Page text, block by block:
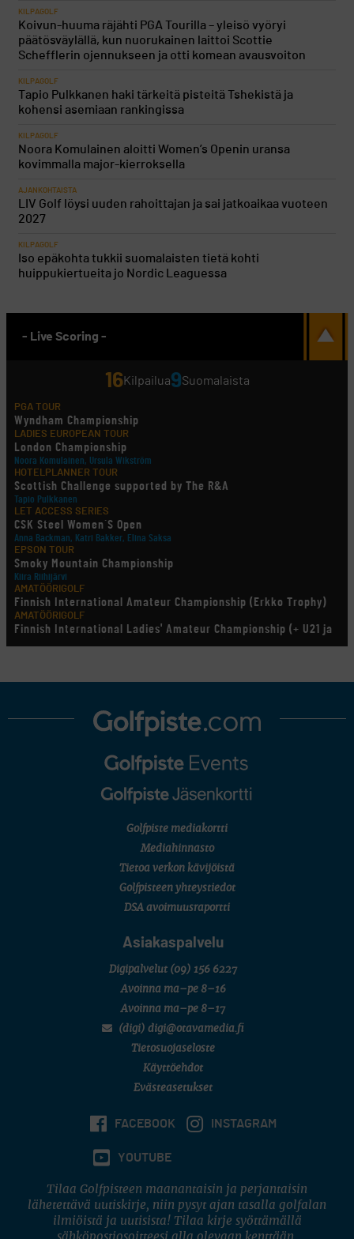
KILPAGOLF
Koivun-huuma räjähti PGA Tourilla – yleisö vyöryi
päätösväylällä, kun nuorukainen laittoi Scottie
Schefflerin ojennukseen ja otti komean avausvoiton
KILPAGOLF
Tapio Pulkkanen haki tärkeitä pisteitä Tshekistä ja
kohensi asemiaan rankingissa
KILPAGOLF
Noora Komulainen aloitti Women’s Openin uransa
kovimmalla major-kierroksella
AJANKOHTAISTA
LIV Golf löysi uuden rahoittajan ja sai jatkoaikaa vuoteen
2027
KILPAGOLF
Iso epäkohta tukkii suomalaisten tietä kohti
huippukiertueita jo Nordic Leaguessa
- Live Scoring -
16Kilpailua9Suomalaista
PGA TOUR
Wyndham Championship
LADIES EUROPEAN TOUR
London Championship
Noora Komulainen, Ursula Wikström
HOTELPLANNER TOUR
Scottish Challenge supported by The R&A
Tapio Pulkkanen
LET ACCESS SERIES
CSK Steel Women´S Open
Anna Backman, Katri Bakker, Elina Saksa
EPSON TOUR
Smoky Mountain Championship
Kiira Riihijärvi
AMATÖÖRIGOLF
Finnish International Amateur Championship (Erkko Trophy)
AMATÖÖRIGOLF
Finnish International Ladies' Amateur Championship (+ U21 ja
U18/FJT/Aulanko)
LEGENDS TOUR
U.S. Women's Amateur Championship
English Boys' (U14) Open Amateur Stroke Play Championship
Eeli Krankka, Lionel Mutikainen
Kivitippu Classic Invitational 2026
SM-reikäpeli (M50/Kymen Golf)
7 (U18 ja U21/pojat/Tahko)
Golfpiste mediakortti
Mediahinnasto
Tietoa verkon kävijöistä
Golfpisteen yhteystiedot
DSA avoimuusraportti
Asiakaspalvelu
Digipalvelut (09) 156 6227
Avoinna ma–pe 8–16
Avoinna ma–pe 8–17
(digi) digi@otavamedia.fi
Tietosuojaseloste
Käyttöehdot
Evästeasetukset
FACEBOOK INSTAGRAM
YOUTUBE
Tilaa Golfpisteen maanantaisin ja perjantaisin
lähetettävä uutiskirje, niin pysyt ajan tasalla golfalan
ilmiöistä ja uutisista! Tilaa kirje syöttämällä